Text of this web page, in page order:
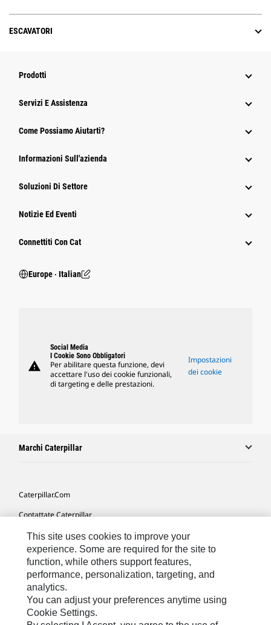
ESCAVATORI
Prodotti
Servizi E Assistenza
Come Possiamo Aiutarti?
Informazioni Sull'azienda
Soluzioni Di Settore
Notizie Ed Eventi
Connettiti Con Cat
Europe ‧ Italian
warning
Social Media
I Cookie Sono Obbligatori
Per abilitare questa funzione, devi
accettare l'uso dei cookie funzionali,
di targeting e delle prestazioni.
Impostazioni
dei cookie
Marchi Caterpillar
Caterpillar.com
Contattate Caterpillar
Le Mie Preferenze Di Marketing
Mappa Del Sito
Cookie Settings
Informazioni Legali
Tutela Della Privacy
This site uses cookies to improve your
experience. Some are required for the site to
function, while others support features,
performance, personalization, targeting, and
analytics.
You can adjust your preferences anytime using
Cookie Settings.